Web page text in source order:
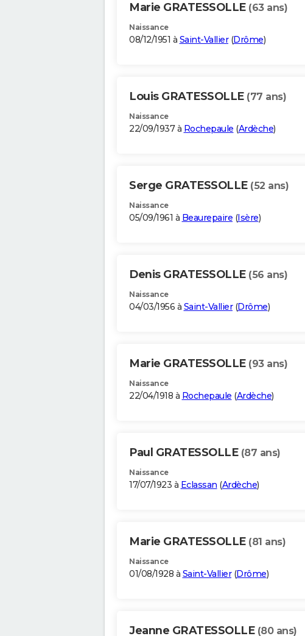
Marie GRATESSOLLE (63 ans)
Naissance
08/12/1951 à Saint-Vallier(Drôme)
Louis GRATESSOLLE (77 ans)
Naissance
22/09/1937 à Rochepaule (Ardèche)
Serge GRATESSOLLE (52 ans)
Naissance
05/09/1961 à Beaurepaire (Isère)
Denis GRATESSOLLE (56 ans)
Naissance
04/03/1956 à Saint-Vallier(Drôme)
Marie GRATESSOLLE (93 ans)
Naissance
22/04/1918 à Rochepaule (Ardèche)
Paul GRATESSOLLE (87 ans)
Naissance
17/07/1923 à Eclassan (Ardèche)
Marie GRATESSOLLE (81 ans)
Naissance
01/08/1928 à Saint-Vallier(Drôme)
Jeanne GRATESSOLLE (80 ans)